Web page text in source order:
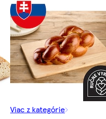
Viac z kategórie